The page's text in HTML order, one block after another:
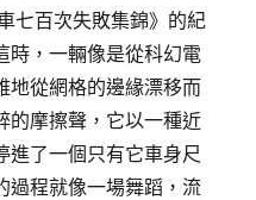
七百次失敗集錦》的紀
時，一輛像是從科幻電
地從網格的邊緣漂移而
的摩擦聲，它以一種近
進了一個只有它車身尺
過程就像一場舞蹈，流